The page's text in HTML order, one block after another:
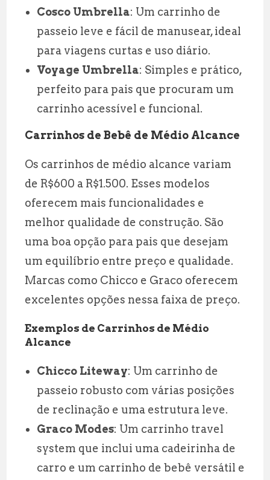
Cosco Umbrella: Um carrinho de
passeio leve e fácil de manusear, ideal
para viagens curtas e uso diário.
Voyage Umbrella: Simples e prático,
perfeito para pais que procuram um
carrinho acessível e funcional.
Carrinhos de Bebê de Médio Alcance
Os carrinhos de médio alcance variam
de R$600 a R$1.500. Esses modelos
oferecem mais funcionalidades e
melhor qualidade de construção. São
uma boa opção para pais que desejam
um equilíbrio entre preço e qualidade.
Marcas como Chicco e Graco oferecem
excelentes opções nessa faixa de preço.
Exemplos de Carrinhos de Médio
Alcance
Chicco Liteway: Um carrinho de
passeio robusto com várias posições
de reclinação e uma estrutura leve.
Graco Modes: Um carrinho travel
system que inclui uma cadeirinha de
carro e um carrinho de bebê versátil e